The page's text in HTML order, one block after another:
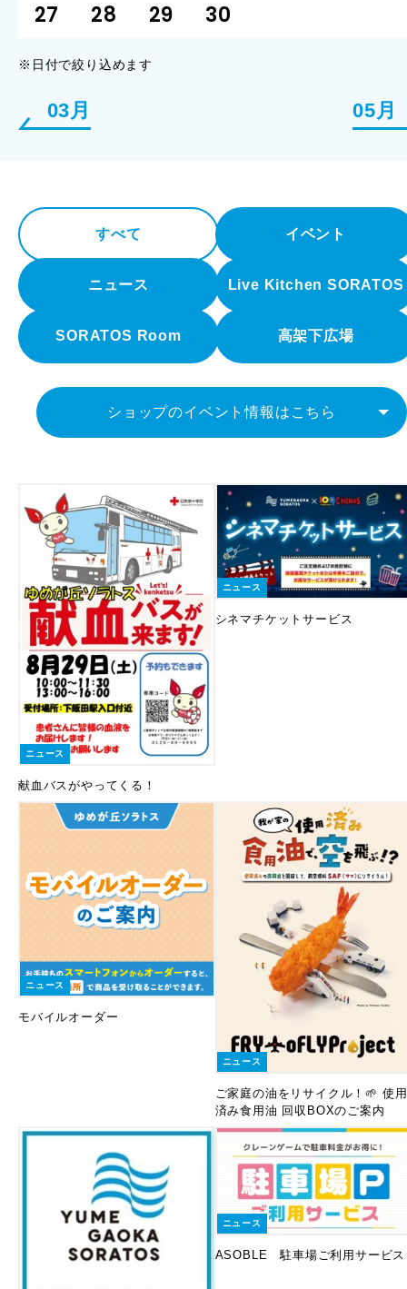
03月
27
28 29 30
※日付で絞り込めます
05月
すべて イベント
ニュース Live Kitchen SORATOS
SORATOS Room 高架下広場
ショップのイベント情報はこちら
ニュース
献血バスがやってくる！
ニュース
シネマチケットサービス
ニュース
モバイルオーダー
ニュース
ご家庭の油をリサイクル！🌱 使用
済み食用油 回収BOXのご案内
ニュース
ASOBLE 駐車場ご利用サービス